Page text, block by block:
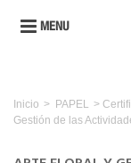
MENU
Inicio > PAPEL >
Gestión de las